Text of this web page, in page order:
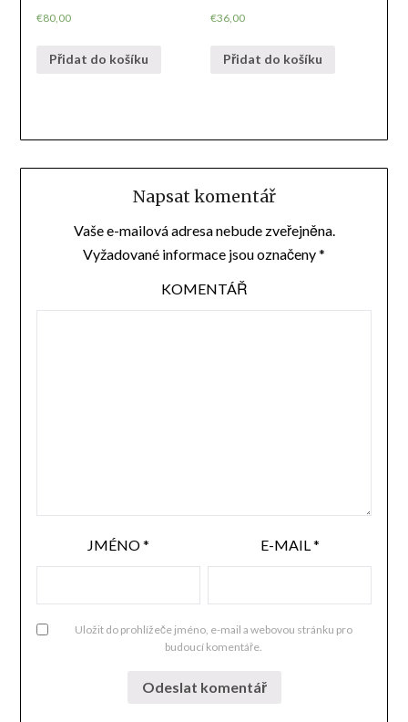
€80,00
Přidat do košíku
€36,00
Přidat do košíku
Napsat komentář
Vaše e-mailová adresa nebude zveřejněna.
Vyžadované informace jsou označeny*
KOMENTÁŘ
JMÉNO* E-MAIL*
Uložit do prohlížeče jméno, e-mail a webovou stránku pro
budoucí komentáře.